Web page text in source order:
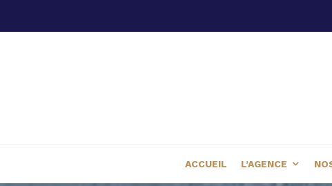
ACCUEIL L’AGENCE